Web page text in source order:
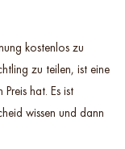
kostenlos zu
zu teilen, ist eine
hat. Es ist
wissen und dann